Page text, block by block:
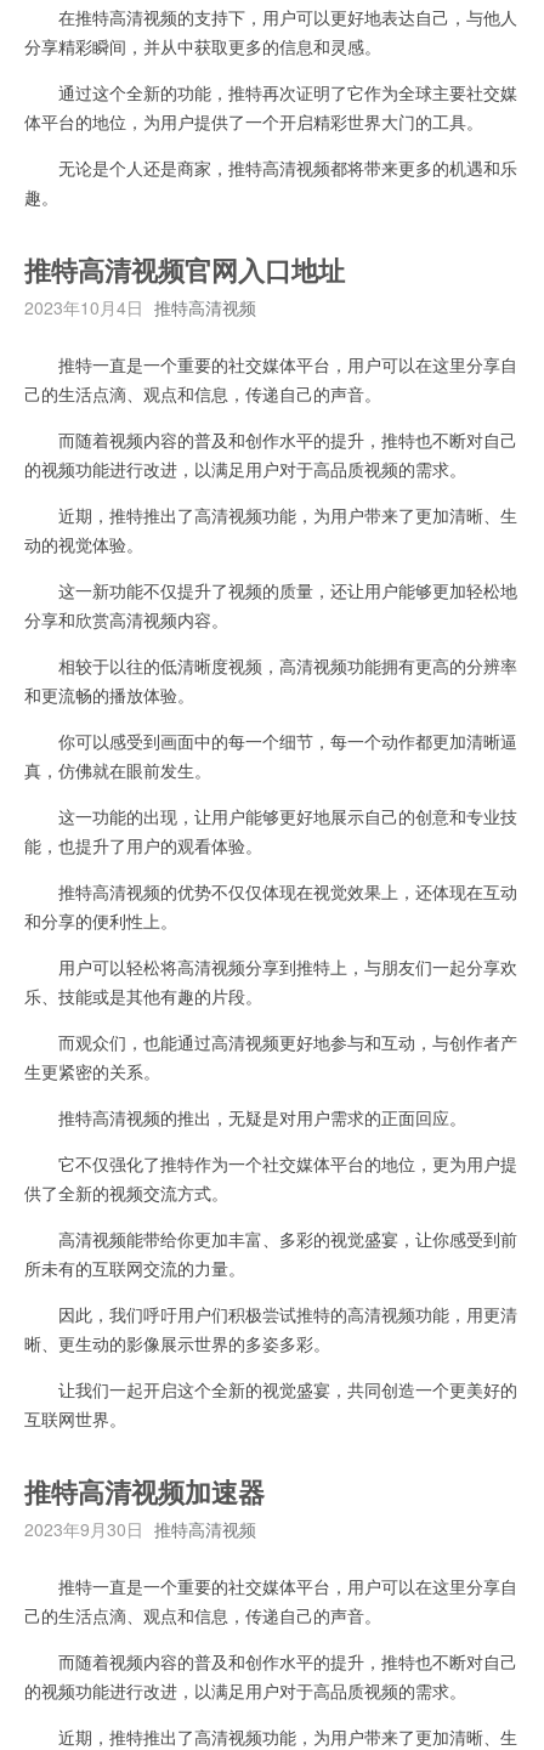
在推特高清视频的支持下，用户可以更好地表达自己，与他人
分享精彩瞬间，并从中获取更多的信息和灵感。
通过这个全新的功能，推特再次证明了它作为全球主要社交媒
体平台的地位，为用户提供了一个开启精彩世界大门的工具。
无论是个人还是商家，推特高清视频都将带来更多的机遇和乐
趣。
推特高清视频官网入口地址
2023年10月4日 推特高清视频
推特一直是一个重要的社交媒体平台，用户可以在这里分享自
己的生活点滴、观点和信息，传递自己的声音。
而随着视频内容的普及和创作水平的提升，推特也不断对自己
的视频功能进行改进，以满足用户对于高品质视频的需求。
近期，推特推出了高清视频功能，为用户带来了更加清晰、生
动的视觉体验。
这一新功能不仅提升了视频的质量，还让用户能够更加轻松地
分享和欣赏高清视频内容。
相较于以往的低清晰度视频，高清视频功能拥有更高的分辨率
和更流畅的播放体验。
你可以感受到画面中的每一个细节，每一个动作都更加清晰逼
真，仿佛就在眼前发生。
这一功能的出现，让用户能够更好地展示自己的创意和专业技
能，也提升了用户的观看体验。
推特高清视频的优势不仅仅体现在视觉效果上，还体现在互动
和分享的便利性上。
用户可以轻松将高清视频分享到推特上，与朋友们一起分享欢
乐、技能或是其他有趣的片段。
而观众们，也能通过高清视频更好地参与和互动，与创作者产
生更紧密的关系。
推特高清视频的推出，无疑是对用户需求的正面回应。
它不仅强化了推特作为一个社交媒体平台的地位，更为用户提
供了全新的视频交流方式。
高清视频能带给你更加丰富、多彩的视觉盛宴，让你感受到前
所未有的互联网交流的力量。
因此，我们呼吁用户们积极尝试推特的高清视频功能，用更清
晰、更生动的影像展示世界的多姿多彩。
让我们一起开启这个全新的视觉盛宴，共同创造一个更美好的
互联网世界。
推特高清视频加速器
2023年9月30日 推特高清视频
推特一直是一个重要的社交媒体平台，用户可以在这里分享自
己的生活点滴、观点和信息，传递自己的声音。
而随着视频内容的普及和创作水平的提升，推特也不断对自己
的视频功能进行改进，以满足用户对于高品质视频的需求。
近期，推特推出了高清视频功能，为用户带来了更加清晰、生